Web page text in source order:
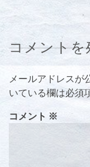
コメントを
メールアドレスが
いている欄は必須
コメント ※